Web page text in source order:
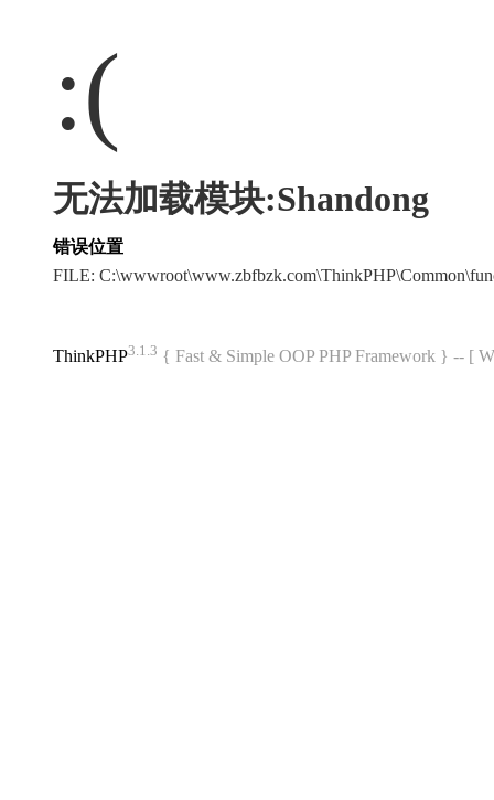
:(
无法加载模块:Shandong
错误位置
FILE:
ThinkPHP3.1.3 { Fast & Simple OOP PHP Framework } -- [